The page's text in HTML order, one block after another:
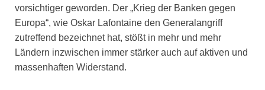
vorsichtiger geworden. Der „Krieg der Banken gegen
Europa“, wie Oskar Lafontaine den Generalangriff
zutreffend bezeichnet hat, stößt in mehr und mehr
Ländern inzwischen immer stärker auch auf aktiven und
massenhaften Widerstand.